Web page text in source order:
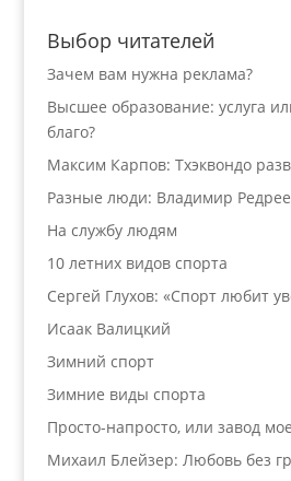
Выбор читателей
Зачем вам нужна реклама?
Высшее образование: услуга
благо?
Максим Карпов: Тхэквондо
Разные люди: Владимир
На службу людям
10 летних видов спорта
Сергей Глухов: «Спорт любит
Исаак Валицкий
Зимний спорт
Зимние виды спорта
Просто-напросто, или завод
Михаил Блейзер: Любовь без